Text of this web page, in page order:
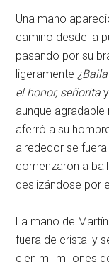
Una mano
camino desde la
pasando por su
ligeramente
el honor, señorita
aunque
aferró a su
alrededor se
comenzaron a
deslizándose por
La mano de
fuera de cristal y
cien mil millones